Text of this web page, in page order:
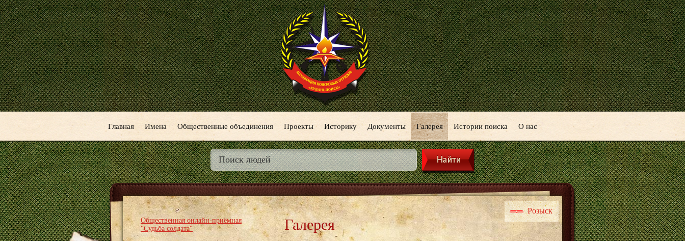
Главная Имена Общественные объединения Проекты Историку Документы Галерея Истории поиска О нас
Общественная онлайн-приёмная
"Судьба солдата"
Розыск
Галерея